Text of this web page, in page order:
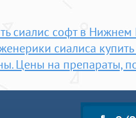
сиалис софт в
сиалиса купить
Цены на препараты,